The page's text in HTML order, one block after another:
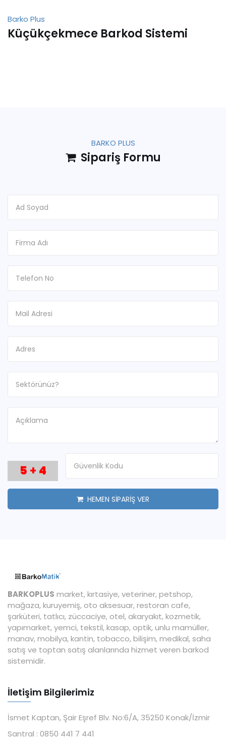
Barko Plus
Küçükçekmece Barkod Sistemi
BARKO PLUS
Sipariş Formu
5 + 4
HEMEN SİPARİŞ VER
BARKOPLUS market, kırtasiye, veteriner, petshop,
mağaza, kuruyemiş, oto aksesuar, restoran cafe,
şarküteri, tatlıcı, züccaciye, otel, akaryakıt, kozmetik,
yapımarket, yemci, tekstil, kasap, optik, unlu mamüller,
manav, mobilya, kantin, tobacco, bilişim, medikal, saha
satış ve toptan satış alanlarında hizmet veren barkod
sistemidir.
İletişim Bilgilerimiz
İsmet Kaptan, Şair Eşref Blv. No:6/A, 35250 Konak/İzmir
Santral : 0850 441 7 441